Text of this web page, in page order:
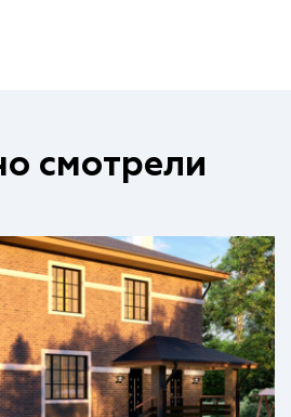
смотрели